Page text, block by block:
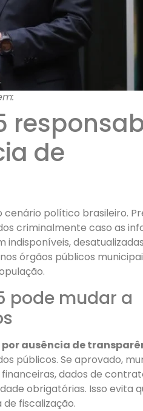
de
político brasileiro.
criminalmente caso as
órgãos públicos
pode mudar a
por ausência de
públicos. Se aprovado,
dados de
obrigatórias. Isso evita
fiscalização.